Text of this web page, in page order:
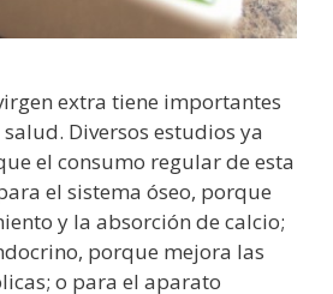
extra tiene importantes
Diversos estudios ya
el consumo regular de esta
el sistema óseo, porque
y la absorción de calcio;
porque mejora las
o para el aparato